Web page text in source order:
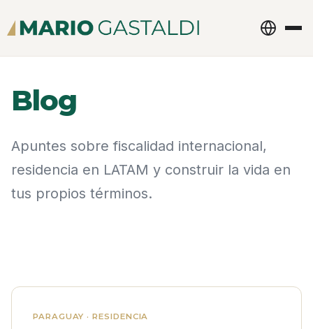
Blog
Apuntes sobre fiscalidad internacional,
residencia en LATAM y construir la vida en
tus propios términos.
PARAGUAY · RESIDENCIA